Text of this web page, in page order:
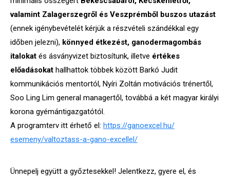
valamint Zalagerszegről és Veszprémből buszos utazást
(ennek igénybevételét kérjük a részvételi szándékkal egy
időben jelezni), könnyed étkezést, ganodermagombás
italokat és ásványvizet biztosítunk, illetve értékes
előadásokat hallhattok többek között Barkó Judit
kommunikációs mentortól, Nyíri Zoltán motivációs trénertől,
Soo Ling Lim general managertől, továbbá a két magyar királyi
korona gyémántigazgatótól.
A programterv itt érhető el: https://ganoexcel.hu/
esemeny/valtoztass-a-gano-excellel/
Ünnepelj együtt a győztesekkel! Jelentkezz, gyere el, és